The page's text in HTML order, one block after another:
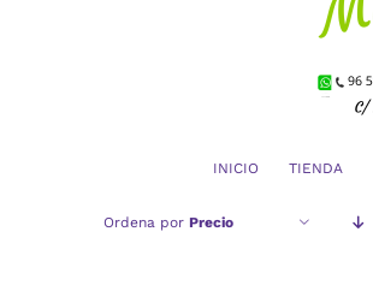
INICIO TIENDA
Ordena por Precio